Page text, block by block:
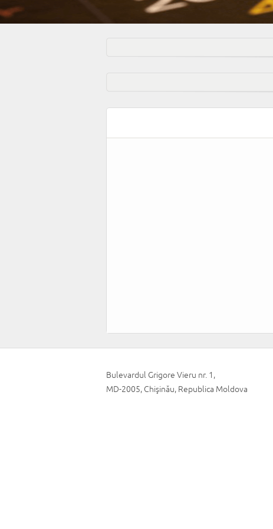
Bulevardul Grigore Vieru nr. 1,
MD-2005, Chişinău, Republica Moldova